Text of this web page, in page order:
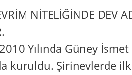
NİTELİĞİNDE DEV
Yılında Güney İsmet
kuruldu. Şirinevlerde ilk